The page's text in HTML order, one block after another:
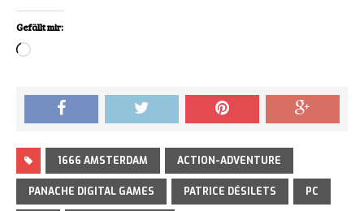
Gefällt mir:
Loading…
1666 AMSTERDAM ACTION-ADVENTURE
PANACHE DIGITAL GAMES PATRICE DÉSILETS PC